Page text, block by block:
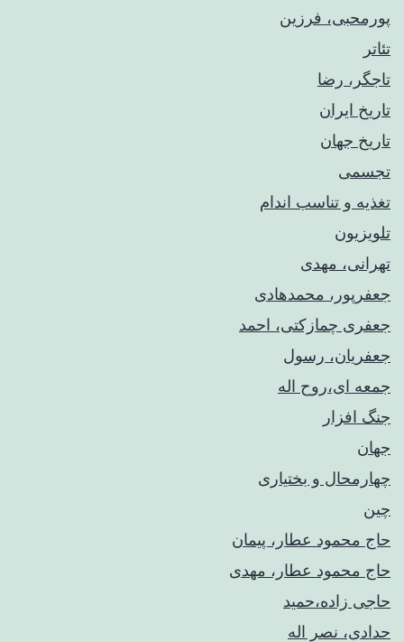
پورمحبی، فرزین
تئاتر
تاجگر، رضا
تاریخ ایران
تاریخ جهان
تجسمی
تغذیه و تناسب اندام
تلویزیون
تهرانی، مهدی
جعفرپور، محمدهادی
جعفری چمازکتی، احمد
جعفریان، رسول
جمعه ای،روح اله
جنگ افزار
جهان
چهارمحال و بختیاری
چین
حاج محمود عطار، پیمان
حاج محمود عطار، مهدی
حاجی زاده،حمید
حدادی، نصر اله